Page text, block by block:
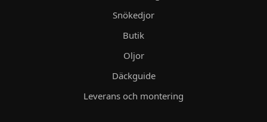
Snökedjor
Butik
Oljor
Däckguide
Leverans och montering